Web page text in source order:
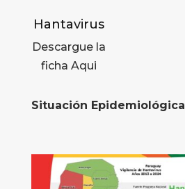
Hantavirus
Descargue la
ficha Aqui
Situación Epidemiológica